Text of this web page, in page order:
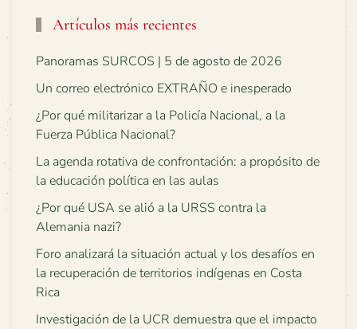
Artículos más recientes
Panoramas SURCOS | 5 de agosto de 2026
Un correo electrónico EXTRAÑO e inesperado
¿Por qué militarizar a la Policía Nacional, a la
Fuerza Pública Nacional?
La agenda rotativa de confrontación: a propósito de
la educación política en las aulas
¿Por qué USA se alió a la URSS contra la
Alemania nazi?
Foro analizará la situación actual y los desafíos en
la recuperación de territorios indígenas en Costa
Rica
Investigación de la UCR demuestra que el impacto